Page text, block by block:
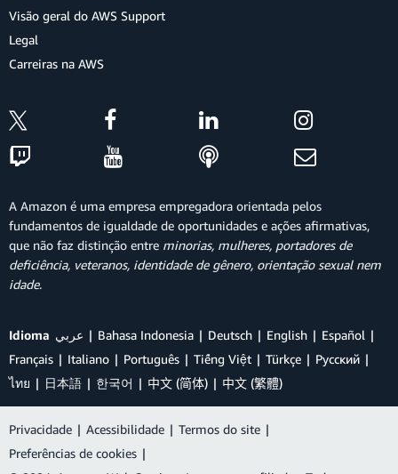
Visão geral do AWS Support
Legal
Carreiras na AWS
A Amazon é uma empresa empregadora orientada pelos
fundamentos de igualdade de oportunidades e ações afirmativas,
que não faz distinção entre minorias, mulheres, portadores de
deficiência, veteranos, identidade de gênero, orientação sexual nem
idade.
Idioma عربي Bahasa Indonesia Deutsch English
Español
Français
Italiano Português Tiếng Việt Türkçe
Ρусский
ไทย
日本語 한국어 中文 (简体) 中文 (繁體)
Privacidade | Acessibilidade | Termos do site |
Preferências de cookies |